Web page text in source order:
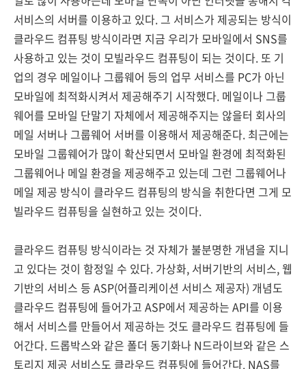
서비스의 서버를 이용하고 있다. 그 서비스가 제공되는 방식이
클라우드 컴퓨팅 방식이라면 지금 우리가 모바일에서 SNS를
사용하고 있는 것이 모빌라우드 컴퓨팅이 되는 것이다. 또 기
업의 경우 메일이나 그룹웨어 등의 업무 서비스를 PC가 아닌
모바일에 최적화시켜서 제공해주기 시작했다. 메일이나 그룹
웨어를 모바일 단말기 자체에서 제공해주지는 않을터 회사의
메일 서버나 그룹웨어 서버를 이용해서 제공해준다. 최근에는
모바일 그룹웨어가 많이 확산되면서 모바일 환경에 최적화된
그룹웨어나 메일 환경을 제공해주고 있는데 그런 그룹웨어나
메일 제공 방식이 클라우드 컴퓨팅의 방식을 취한다면 그게 모
빌라우드 컴퓨팅을 실현하고 있는 것이다.
클라우드 컴퓨팅 방식이라는 것 자체가 불분명한 개념을 지니
고 있다는 것이 함정일 수 있다. 가상화, 서버기반의 서비스, 웹
기반의 서비스 등 ASP(어플리케이션 서비스 제공자) 개념도
클라우드 컴퓨팅에 들어가고 ASP에서 제공하는 API를 이용
해서 서비스를 만들어서 제공하는 것도 클라우드 컴퓨팅에 들
어간다. 드롭박스와 같은 폴더 동기화나 N드라이브와 같은 스
토리지 제공 서비스도 클라우드 컴퓨팅에 들어간다. NAS를